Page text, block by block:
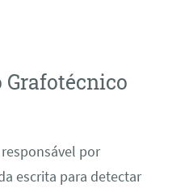
Grafotécnico
por
escrita para detectar